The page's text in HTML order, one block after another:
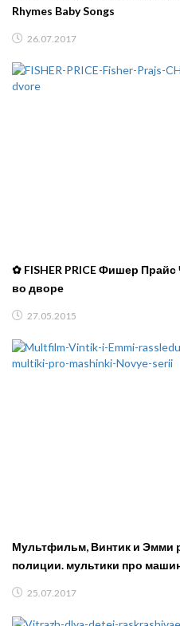
Rhymes Baby Songs
26.07.2017
✿ FISHER PRICE Фишер
во дворе
27.05.2015
Мультфильм, Винтик и Эмми
полиции. мультики про
25.07.2017